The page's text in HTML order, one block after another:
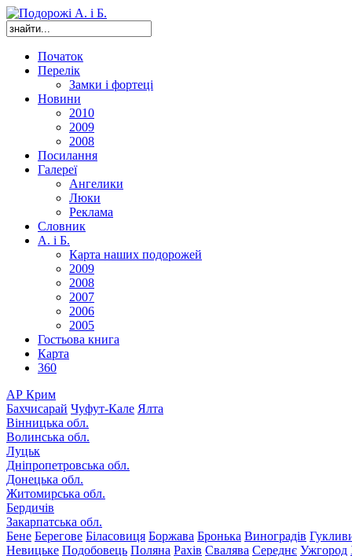
Початок
Перелік
Замки і фортеці
Новини
2010
2009
2008
Посилання
Галереї
Ангелики
Люки
Реклама
Словник
А. і Б.
Карта наших подорожей
2009
2008
2007
2006
2005
Гостьова книга
Карта
360
АР Крим
Бахчисарай Чуфут-Кале Ялта
Вінницька обл.
Волинська обл.
Луцьк
Дніпропетровська обл.
Донецька обл.
Житомирська обл.
Бердичів
Закарпатська обл.
Бене Берегове Біласовиця Боржава Бронька Виноградів
Невицьке Подобовець Поляна Рахів Свалява Середнє Ужгород